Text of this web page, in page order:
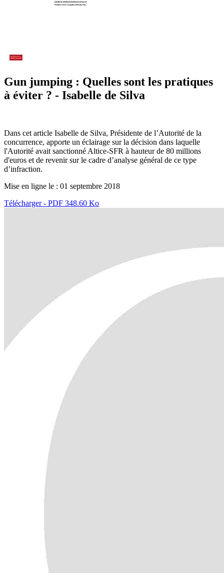
Gun jumping : Quelles sont les pratiques
à éviter ? - Isabelle de Silva
Dans cet article Isabelle de Silva, Présidente de l’Autorité de la
concurrence, apporte un éclairage sur la décision dans laquelle
l'Autorité avait sanctionné Altice-SFR à hauteur de 80 millions
d'euros et de revenir sur le cadre d’analyse général de ce type
d’infraction.
Mise en ligne le : 01 septembre 2018
Télécharger - PDF 348.60 Ko